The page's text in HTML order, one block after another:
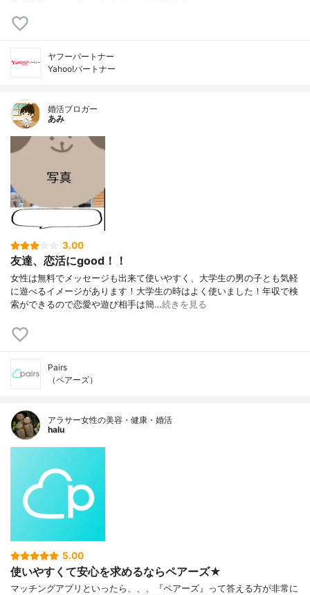
ヤフーパートナー
Yahoo!パートナー
婚活ブロガー
あみ
3.00
友達、恋活にgood！！
女性は無料でメッセージも出来て使いやすく、大学生の男の子とも気軽
に遊べるイメージがあります！大学生の時はよく使いました！年収で検
索ができるので恋愛や遊び相手は簡…続きを見る
Pairs
（ペアーズ）
アラサー女性の美容・健康・婚活
halu
5.00
使いやすくて安心を求めるならペアーズ★
マッチングアプリといったら、、、『ペアーズ』って答える方が非常に